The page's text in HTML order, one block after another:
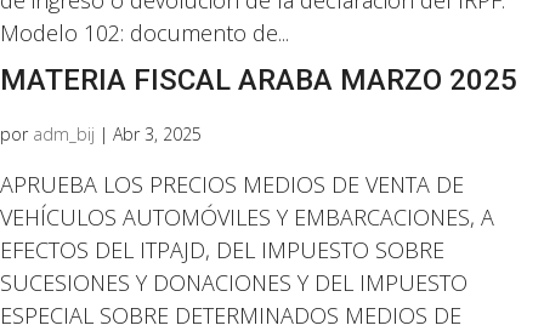
Modelo 102: documento de...
MATERIA FISCAL ARABA MARZO 2025
por adm_bij | Abr 3, 2025
APRUEBA LOS PRECIOS MEDIOS DE VENTA DE
VEHÍCULOS AUTOMÓVILES Y EMBARCACIONES, A
EFECTOS DEL ITPAJD, DEL IMPUESTO SOBRE
SUCESIONES Y DONACIONES Y DEL IMPUESTO
ESPECIAL SOBRE DETERMINADOS MEDIOS DE